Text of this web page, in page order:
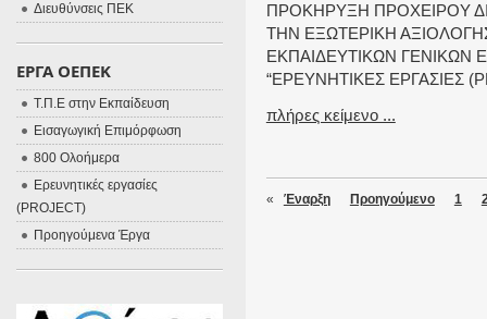
ΠΡΟΚΗΡΥΞΗ ΠΡΟΧΕΙΡΟΥ
ΤΗΝ ΕΞΩΤΕΡΙΚΗ
ΕΚΠΑΙΔΕΥΤΙΚΩΝ ΓΕΝΙΚΩΝ
“ΕΡΕΥΝΗΤΙΚΕΣ ΕΡΓΑΣΙΕΣ
πλήρες κείμενο ...
« Έναρξη Προηγούμενο 1
Διευθύνσεις ΠΕΚ
ΕΡΓΑ ΟΕΠΕΚ
Τ.Π.Ε στην Εκπαίδευση
Εισαγωγική Επιμόρφωση
800 Ολοήμερα
Ερευνητικές εργασίες
(PROJECT)
Προηγούμενα Έργα